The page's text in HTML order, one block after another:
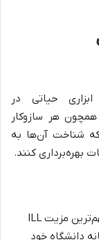
حیاتی در
هر سازوکار
شناخت آن‌ها به
بهره‌برداری کنند.
این مهم‌ترین مزیت ILL
دانشگاه خود